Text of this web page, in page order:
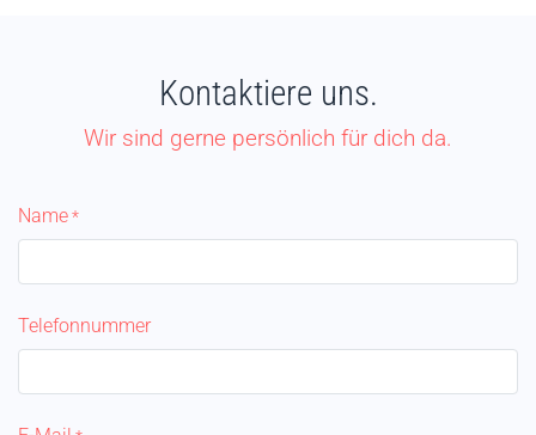
Kontaktiere uns.
Wir sind gerne persönlich für dich da.
Name*
Telefonnummer